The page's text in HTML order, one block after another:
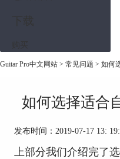
Guitar Pro中文网站 > 常见问题 > 如何
如何选择适合
发布时间：2019-07-17 13:
上部分我们介绍完了